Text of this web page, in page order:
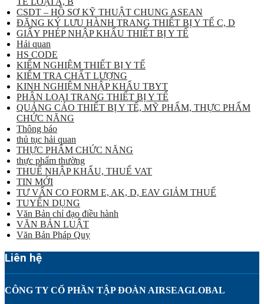
CSDT – HỒ SƠ KỸ THUẬT CHUNG ASEAN
ĐĂNG KÝ LƯU HÀNH TRANG THIẾT BỊ Y TẾ C, D
GIẤY PHÉP NHẬP KHẨU THIẾT BỊ Y TẾ
Hải quan
HS CODE
KIỂM NGHIỆM THIẾT BỊ Y TẾ
KIỂM TRA CHẤT LƯỢNG
KINH NGHIỆM NHẬP KHẨU TBYT
PHÂN LOẠI TRANG THIẾT BỊ Y TẾ
QUẢNG CÁO THIẾT BỊ Y TẾ, MỸ PHẨM, THỰC PHẨM
CHỨC NĂNG
Thông báo
thủ tục hải quan
THỰC PHẨM CHỨC NĂNG
thực phẩm thường
THUẾ NHẬP KHẨU, THUẾ VAT
TIN MỚI
TƯ VẤN CO FORM E, AK, D, EAV GIẢM THUẾ
TUYỂN DỤNG
Văn Bản chỉ đạo điều hành
VĂN BẢN LUẬT
Văn Bản Pháp Quy
Liên hệ
CÔNG TY CỔ PHẦN TẬP ĐOÀN AIRSEAGLOBAL